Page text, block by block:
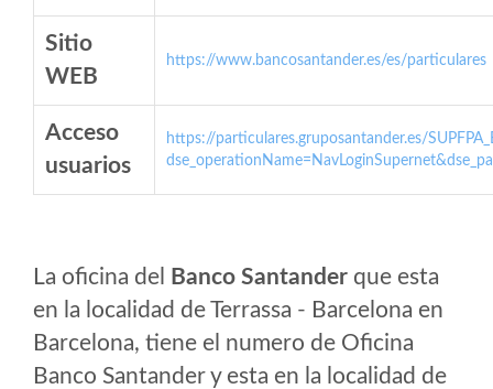
Sitio
WEB
https://www.bancosantander.es/es/particulares
Acceso
usuarios
https://particulares.gruposantander.es/
La oficina del Banco Santander que esta
en la localidad de Terrassa - Barcelona en
Barcelona, tiene el numero de Oficina
Banco Santander y esta en la localidad de